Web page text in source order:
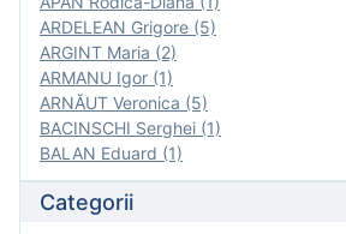
ARDELEAN Grigore (5)
ARGINT Maria (2)
ARMANU Igor (1)
ARNĂUT Veronica (5)
BACINSCHI Serghei (1)
BALAN Eduard (1)
Categorii